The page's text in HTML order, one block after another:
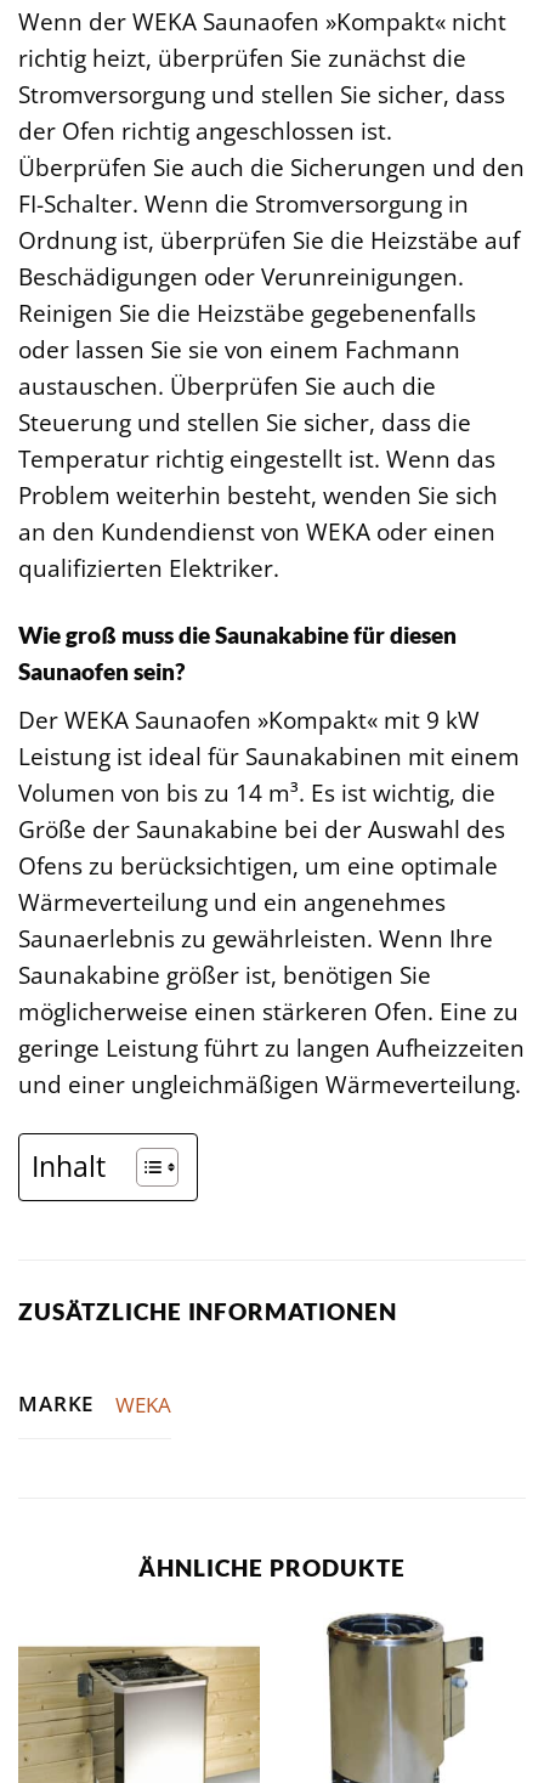
Wenn der WEKA Saunaofen »Kompakt« nicht
richtig heizt, überprüfen Sie zunächst die
Stromversorgung und stellen Sie sicher, dass
der Ofen richtig angeschlossen ist.
Überprüfen Sie auch die Sicherungen und den
FI-Schalter. Wenn die Stromversorgung in
Ordnung ist, überprüfen Sie die Heizstäbe auf
Beschädigungen oder Verunreinigungen.
Reinigen Sie die Heizstäbe gegebenenfalls
oder lassen Sie sie von einem Fachmann
austauschen. Überprüfen Sie auch die
Steuerung und stellen Sie sicher, dass die
Temperatur richtig eingestellt ist. Wenn das
Problem weiterhin besteht, wenden Sie sich
an den Kundendienst von WEKA oder einen
qualifizierten Elektriker.
Wie groß muss die Saunakabine für diesen
Saunaofen sein?
Der WEKA Saunaofen »Kompakt« mit 9 kW
Leistung ist ideal für Saunakabinen mit einem
Volumen von bis zu 14 m³. Es ist wichtig, die
Größe der Saunakabine bei der Auswahl des
Ofens zu berücksichtigen, um eine optimale
Wärmeverteilung und ein angenehmes
Saunaerlebnis zu gewährleisten. Wenn Ihre
Saunakabine größer ist, benötigen Sie
möglicherweise einen stärkeren Ofen. Eine zu
geringe Leistung führt zu langen Aufheizzeiten
und einer ungleichmäßigen Wärmeverteilung.
Inhalt
ZUSÄTZLICHE INFORMATIONEN
MARKE WEKA
ÄHNLICHE PRODUKTE